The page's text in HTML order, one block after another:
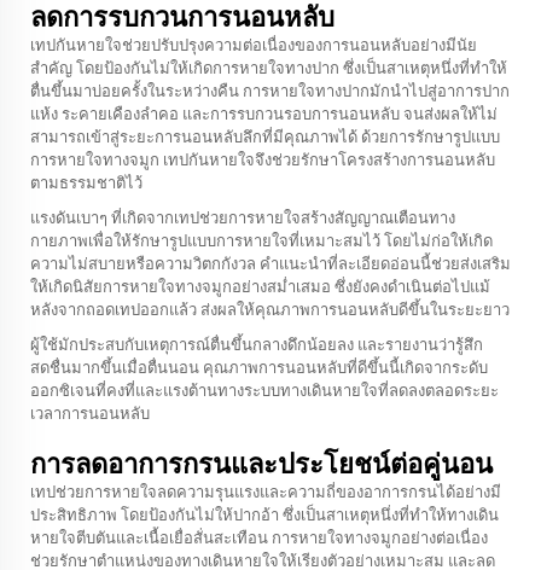
ลดการรบกวนการนอนหลับ
เทปกันหายใจช่วยปรับปรุงความต่อเนื่องของการนอนหลับอย่างมีนัย
สำคัญ โดยป้องกันไม่ให้เกิดการหายใจทางปาก ซึ่งเป็นสาเหตุหนึ่งที่ทำให้
ตื่นขึ้นมาบ่อยครั้งในระหว่างคืน การหายใจทางปากมักนำไปสู่อาการปาก
แห้ง ระคายเคืองลำคอ และการรบกวนรอบการนอนหลับ จนส่งผลให้ไม่
สามารถเข้าสู่ระยะการนอนหลับลึกที่มีคุณภาพได้ ด้วยการรักษารูปแบบ
การหายใจทางจมูก เทปกันหายใจจึงช่วยรักษาโครงสร้างการนอนหลับ
ตามธรรมชาติไว้
แรงดันเบาๆ ที่เกิดจากเทปช่วยการหายใจสร้างสัญญาณเตือนทาง
กายภาพเพื่อให้รักษารูปแบบการหายใจที่เหมาะสมไว้ โดยไม่ก่อให้เกิด
ความไม่สบายหรือความวิตกกังวล คำแนะนำที่ละเอียดอ่อนนี้ช่วยส่งเสริม
ให้เกิดนิสัยการหายใจทางจมูกอย่างสม่ำเสมอ ซึ่งยังคงดำเนินต่อไปแม้
หลังจากถอดเทปออกแล้ว ส่งผลให้คุณภาพการนอนหลับดีขึ้นในระยะยาว
ผู้ใช้มักประสบกับเหตุการณ์ตื่นขึ้นกลางดึกน้อยลง และรายงานว่ารู้สึก
สดชื่นมากขึ้นเมื่อตื่นนอน คุณภาพการนอนหลับที่ดีขึ้นนี้เกิดจากระดับ
ออกซิเจนที่คงที่และแรงต้านทางระบบทางเดินหายใจที่ลดลงตลอดระยะ
เวลาการนอนหลับ
การลดอาการกรนและประโยชน์ต่อคู่นอน
เทปช่วยการหายใจลดความรุนแรงและความถี่ของอาการกรนได้อย่างมี
ประสิทธิภาพ โดยป้องกันไม่ให้ปากอ้า ซึ่งเป็นสาเหตุหนึ่งที่ทำให้ทางเดิน
หายใจตีบตันและเนื้อเยื่อสั่นสะเทือน การหายใจทางจมูกอย่างต่อเนื่อง
ช่วยรักษาตำแหน่งของทางเดินหายใจให้เรียงตัวอย่างเหมาะสม และลด